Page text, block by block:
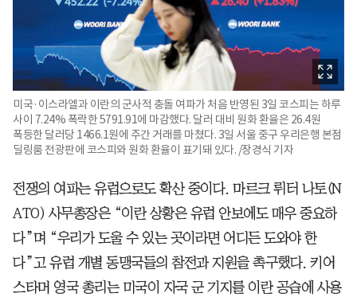
미국·이스라엘과 이란의 군사적 충돌 여파가 처음 반영된 3일 코스피는 하루
사이 7.24% 폭락한 5791.91에 마감했다. 달러 대비 원화 환율은 26.4원
폭등한 달러당 1466.1원에 주간 거래를 마쳤다. 3일 서울 중구 우리은행 본점
딜링룸 전광판에 코스피와 원화 환율이 표기돼 있다. /장경식 기자
전쟁의 여파는 유럽으로도 확산 중이다. 마르크 뤼터 나토(N
ATO) 사무총장은 “이란 상황은 유럽 안보에도 매우 중요하
다”며 “우리가 도울 수 있는 곳이라면 어디든 도와야 한
다”고 유럽 개별 동맹국들의 참전과 지원을 촉구했다. 키어
스타머 영국 총리는 미국이 자국 군 기지를 이란 공습에 사용